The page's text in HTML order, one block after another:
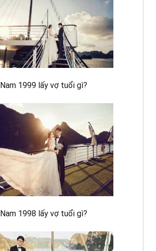
Nam 1999 lấy vợ tuổi gì?
Nam 1998 lấy vợ tuổi gì?